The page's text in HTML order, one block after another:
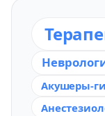
Акушеры-